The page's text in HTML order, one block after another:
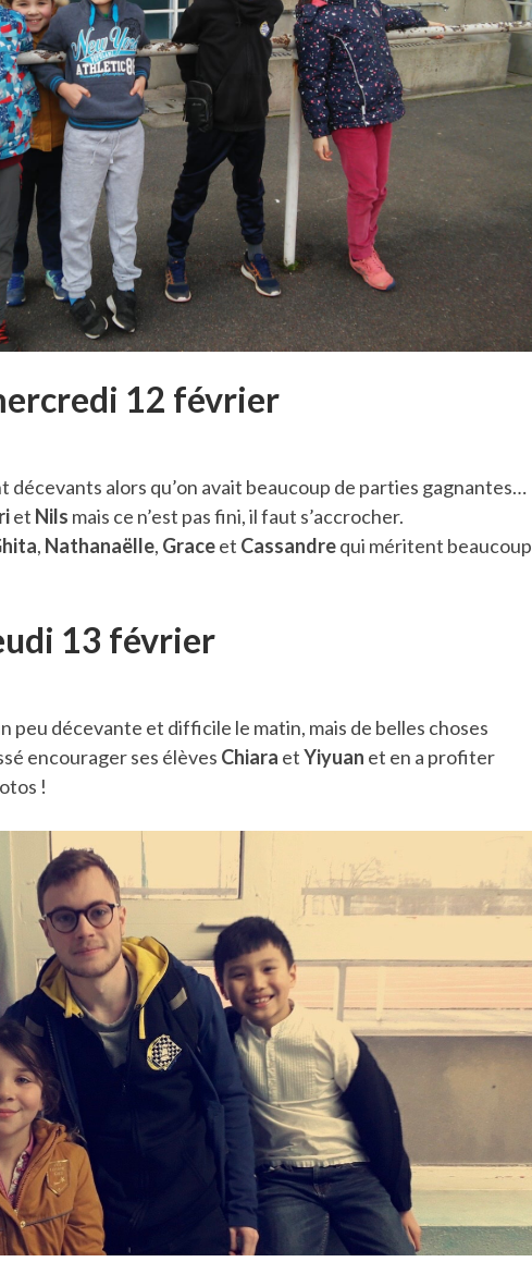
12 février
décevants alors qu’on avait beaucoup de parties gagnantes…
et Nils mais ce n’est pas fini, il faut s’accrocher.
, Nathanaëlle, Graceet Cassandrequi méritent beaucoup
13 février
peu décevante et difficile le matin, mais de belles choses
encourager ses élèves Chiara etYiyuan et en a profiter
!